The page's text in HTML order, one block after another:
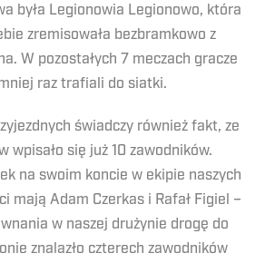
była Legionowia Legionowo, która
zremisowała bezbramkowo z
W pozostałych 7 meczach gracze
raz trafiali do siatki.
świadczy również fakt, ze
wpisało się już 10 zawodników.
na swoim koncie w ekipie naszych
mają Adam Czerkas i Rafał Figiel –
w naszej drużynie drogę do
znalazło czterech zawodników